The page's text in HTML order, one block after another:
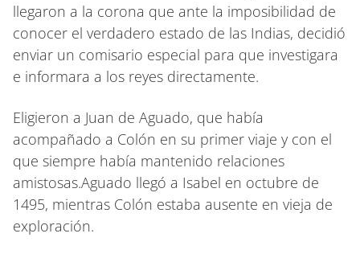
llegaron a la corona que ante la imposibilidad de
conocer el verdadero estado de las Indias, decidió
enviar un comisario especial para que investigara
e informara a los reyes directamente.
Eligieron a Juan de Aguado, que había
acompañado a Colón en su primer viaje y con el
que siempre había mantenido relaciones
amistosas.Aguado llegó a Isabel en octubre de
1495, mientras Colón estaba ausente en vieja de
exploración.